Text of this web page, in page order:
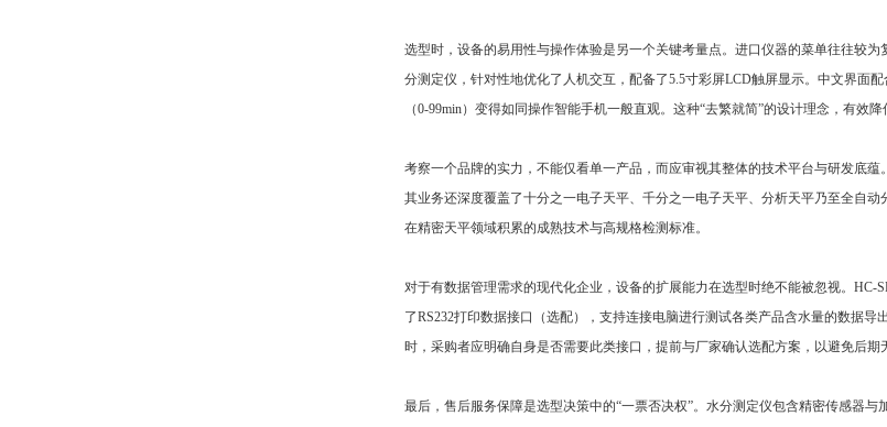
选型时，设备的易用性与操作体验是另一个关键考量点。进口仪器的菜单往往较
分测定仪，针对性地优化了人机交互，配备了5.5寸彩屏LCD触屏显示。中文界面
（0-99min）变得如同操作智能手机一般直观。这种“去繁就简”的设计理念，有效
考察一个品牌的实力，不能仅看单一产品，而应审视其整体的技术平台与研发底
其业务还深度覆盖了十分之一电子天平、千分之一电子天平、分析天平乃至全自
在精密天平领域积累的成熟技术与高规格检测标准。
对于有数据管理需求的现代化企业，设备的扩展能力在选型时绝不能被忽视。
了RS232打印数据接口（选配），支持连接电脑进行测试各类产品含水量的数据
时，采购者应明确自身是否需要此类接口，提前与厂家确认选配方案，以避免后期
最后，售后服务保障是选型决策中的“一票否决权”。水分测定仪包含精密传感器